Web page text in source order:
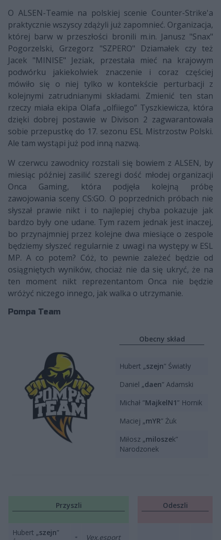
O ALSEN-Teamie na polskiej scenie Counter-Strike'a
praktycznie wszyscy zdążyli już zapomnieć. Organizacja,
której barw w przeszłości bronili m.in. Janusz "Snax"
Pogorzelski, Grzegorz "SZPERO" Dziamałek czy też
Jacek "MINISE" Jeziak, przestała mieć na krajowym
podwórku jakiekolwiek znaczenie i coraz częściej
mówiło się o niej tylko w kontekście perturbacji z
kolejnymi zatrudnianymi składami. Zmienić ten stan
rzeczy miała ekipa Olafa „olfiiego” Tyszkiewicza, która
dzięki dobrej postawie w Divison 2 zagwarantowała
sobie przepustkę do 17. sezonu ESL Mistrzostw Polski.
Ale tam wystąpi już pod inną nazwą.
W czerwcu zawodnicy rozstali się bowiem z ALSEN, by
miesiąc później zasilić szeregi dość młodej organizacji
Onca Gaming, która podjęła kolejną próbę
zawojowania sceny CS:GO. O poprzednich próbach nie
słyszał prawie nikt i to najlepiej chyba pokazuje jak
bardzo były one udane. Tym razem jednak jest inaczej,
bo przynajmniej przez kolejne dwa miesiące o zespole
będziemy słyszeć regularnie z uwagi na występy w ESL
MP. A co potem? Cóż, to pewnie zależeć będzie od
osiągniętych wyników, chociaż nie da się ukryć, że na
ten moment nikt reprezentantom Onca nie będzie
wróżyć niczego innego, jak walka o utrzymanie.
Pompa Team
Obecny skład
Hubert „szejn” Światły
Daniel „daen” Adamski
Michał ”MajkelN1” Hornik
Maciej „mYR” Żuk
Miłosz „miloszek”
Narodzonek
Przyszli Odeszli
Hubert „szejn”
Vex.esport